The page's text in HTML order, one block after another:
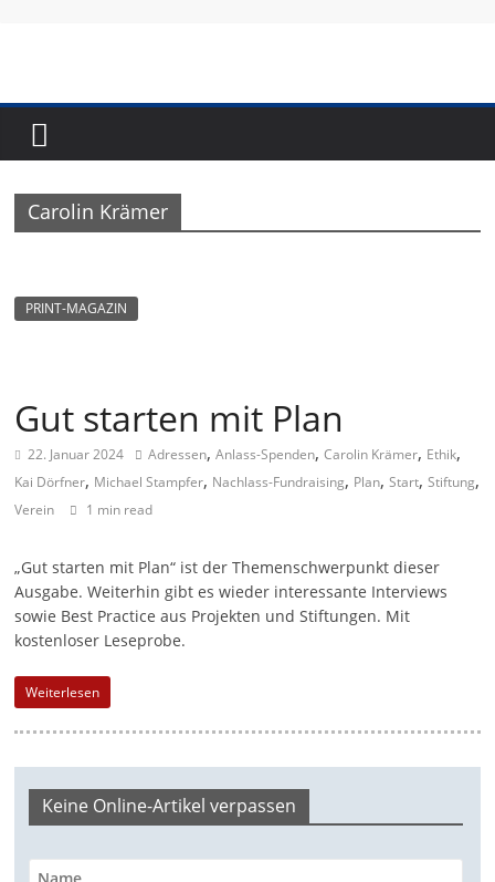
Fundraising-
Magazin
e
n
m
a
z
i
ü
r
S
o
z
Carolin Krämer
PRINT-MAGAZIN
Gut starten mit Plan
22. Januar 2024 Adressen,Anlass-Spenden,Carolin Krämer, Ethik,
Kai Dörfner, Michael Stampfer, Nachlass-Fundraising, Plan,Start,Stiftung,
Verein 1 min read
„Gut starten mit Plan“ ist der Themenschwerpunkt dieser
Ausgabe. Weiterhin gibt es wieder interessante Interviews
sowie Best Practice aus Projekten und Stiftungen. Mit
kostenloser Leseprobe.
Weiterlesen
Keine Online-Artikel verpassen